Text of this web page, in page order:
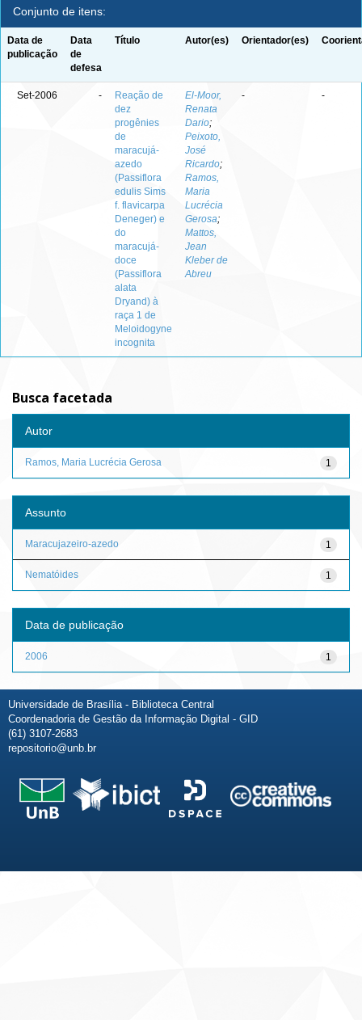
Conjunto de itens:
Data de
publicação
Data
de
defesa
Título Autor(es) Orientador(es)
Set-2006 -
Reação de
dez
progênies
de
maracujá-
azedo
(Passiflora
edulis Sims
f. flavicarpa
Deneger) e
do
maracujá-
doce
(Passiflora
alata
Dryand) à
raça 1 de
Meloidogyne
incognita
El-Moor,
Renata
Dario;
Peixoto,
José
Ricardo;
Ramos,
Maria
Lucrécia
Gerosa;
Mattos,
Jean
Kleber de
Abreu
- -
Busca facetada
Autor
1
Ramos, Maria Lucrécia Gerosa
Assunto
1
Maracujazeiro-azedo
1
Nematóides
Data de publicação
1
2006
Universidade de Brasília - Biblioteca Central
Coordenadoria de Gestão da Informação Digital - GID
(61) 3107-2683
repositorio@unb.br